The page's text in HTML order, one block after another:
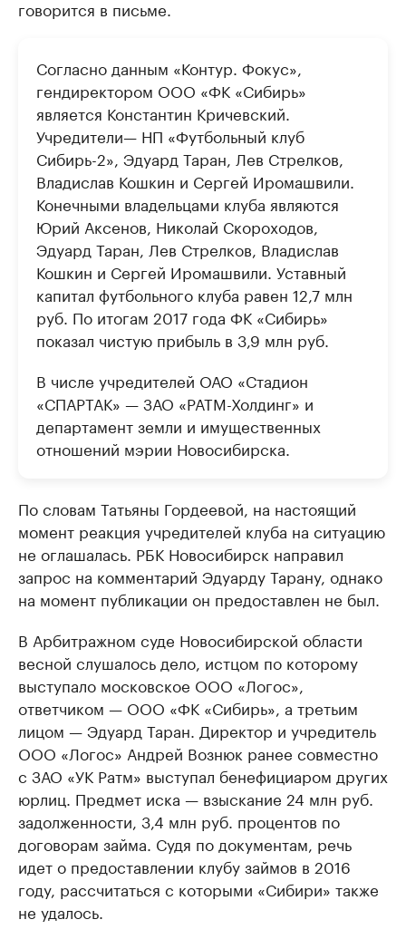
говорится в письме.
Согласно данным «Контур. Фокус»,
гендиректором ООО «ФК «Сибирь»
является Константин Кричевский.
Учредители— НП «Футбольный клуб
Сибирь-2», Эдуард Таран, Лев Стрелков,
Владислав Кошкин и Сергей Иромашвили.
Конечными владельцами клуба являются
Юрий Аксенов, Николай Скороходов,
Эдуард Таран, Лев Стрелков, Владислав
Кошкин и Сергей Иромашвили. Уставный
капитал футбольного клуба равен 12,7 млн
руб. По итогам 2017 года ФК «Сибирь»
показал чистую прибыль в 3,9 млн руб.
В числе учредителей ОАО «Стадион
«СПАРТАК» — ЗАО «РАТМ-Холдинг» и
департамент земли и имущественных
отношений мэрии Новосибирска.
По словам Татьяны Гордеевой, на настоящий
момент реакция учредителей клуба на ситуацию
не оглашалась. РБК Новосибирск направил
запрос на комментарий Эдуарду Тарану, однако
на момент публикации он предоставлен не был.
В Арбитражном суде Новосибирской области
весной слушалось дело, истцом по которому
выступало московское ООО «Логос»,
ответчиком — ООО «ФК «Сибирь», а третьим
лицом — Эдуард Таран. Директор и учредитель
ООО «Логос» Андрей Вознюк ранее совместно
с ЗАО «УК Ратм» выступал бенефициаром других
юрлиц. Предмет иска — взыскание 24 млн руб.
задолженности, 3,4 млн руб. процентов по
договорам займа. Судя по документам, речь
идет о предоставлении клубу займов в 2016
году, рассчитаться с которыми «Сибири» также
не удалось.